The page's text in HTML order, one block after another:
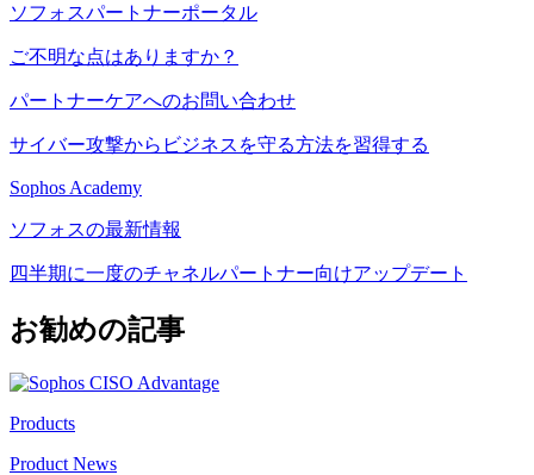
ソフォスパートナーポータル
ご不明な点はありますか？
パートナーケアへのお問い合わせ
サイバー攻撃からビジネスを守る方法を習得する
Sophos Academy
ソフォスの最新情報
四半期に一度のチャネルパートナー向けアップデート
お勧めの記事
Products
Product News